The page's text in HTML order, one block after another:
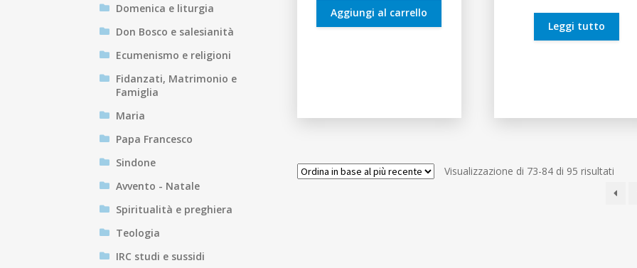
12,91€. 12,26€.
Aggiungi al carrello
18,00€.
Leggi tutto
Visualizzazione di 73-84 di 95 risultatiOrdina
Domenica e liturgia
Don Bosco e salesianità
Ecumenismo e religioni
Fidanzati, Matrimonio e
Famiglia
Maria
Papa Francesco
Sindone
Avvento - Natale
Spiritualità e preghiera
Teologia
IRC studi e sussidi